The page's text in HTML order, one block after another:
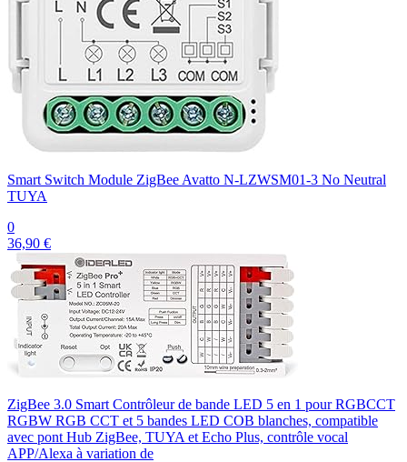
Smart Switch Module ZigBee Avatto N-LZWSM01-3 No Neutral
TUYA
0
36,90 €
ZigBee 3.0 Smart Contrôleur de bande LED 5 en 1 pour RGBCCT
RGBW RGB CCT et 5 bandes LED COB blanches, compatible
avec pont Hub ZigBee, TUYA et Echo Plus, contrôle vocal
APP/Alexa à variation de